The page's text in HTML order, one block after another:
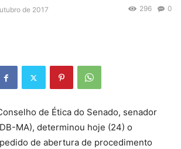
de 2017 0
296
de Ética do Senado, senador
MA), determinou hoje (24) o
de abertura de procedimento